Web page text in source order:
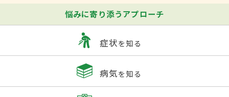
悩みに寄り添うアプローチ
症状を知る
病気を知る